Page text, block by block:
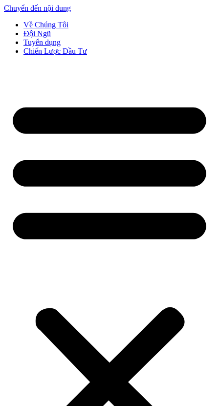
Chuyển đến nội dung
Về Chúng Tôi
Đội Ngũ
Tuyển dụng
Chiến Lược Đầu Tư​